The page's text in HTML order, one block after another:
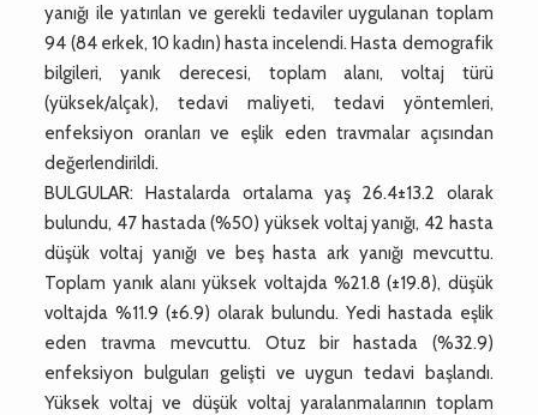
yanığı ile yatırılan ve gerekli tedaviler uygulanan toplam
94 (84 erkek, 10 kadın) hasta incelendi. Hasta demografik
bilgileri, yanık derecesi, toplam alanı, voltaj türü
(yüksek/alçak), tedavi maliyeti, tedavi yöntemleri,
enfeksiyon oranları ve eşlik eden travmalar açısından
değerlendirildi.
BULGULAR: Hastalarda ortalama yaş 26.4±13.2 olarak
bulundu, 47 hastada (%50) yüksek voltaj yanığı, 42 hasta
düşük voltaj yanığı ve beş hasta ark yanığı mevcuttu.
Toplam yanık alanı yüksek voltajda %21.8 (±19.8), düşük
voltajda %11.9 (±6.9) olarak bulundu. Yedi hastada eşlik
eden travma mevcuttu. Otuz bir hastada (%32.9)
enfeksiyon bulguları gelişti ve uygun tedavi başlandı.
Yüksek voltaj ve düşük voltaj yaralanmalarının toplam